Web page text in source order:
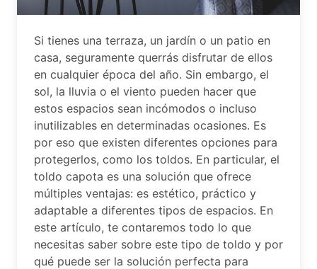
Si tienes una terraza, un jardín o un patio en
casa, seguramente querrás disfrutar de ellos
en cualquier época del año. Sin embargo, el
sol, la lluvia o el viento pueden hacer que
estos espacios sean incómodos o incluso
inutilizables en determinadas ocasiones. Es
por eso que existen diferentes opciones para
protegerlos, como los toldos. En particular, el
toldo capota es una solución que ofrece
múltiples ventajas: es estético, práctico y
adaptable a diferentes tipos de espacios. En
este artículo, te contaremos todo lo que
necesitas saber sobre este tipo de toldo y por
qué puede ser la solución perfecta para